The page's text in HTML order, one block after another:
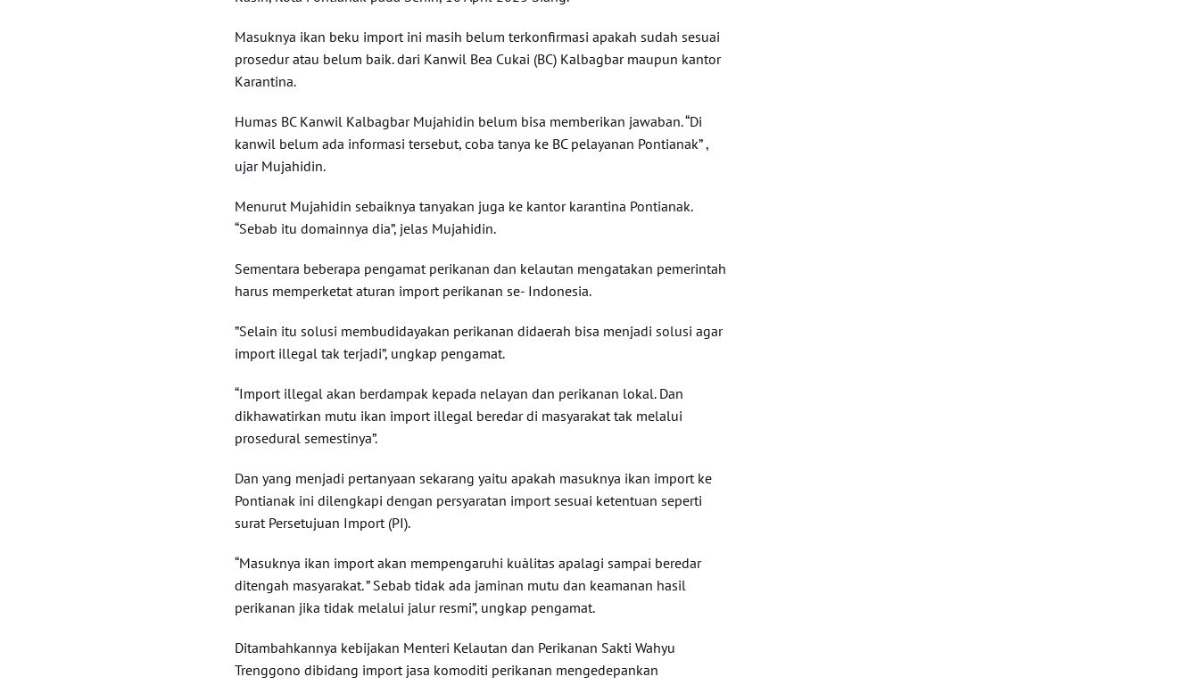
Masuknya ikan beku import ini masih belum terkonfirmasi apakah sudah sesuai
prosedur atau belum baik. dari Kanwil Bea Cukai (BC) Kalbagbar maupun kantor
Karantina.
Humas BC Kanwil Kalbagbar Mujahidin belum bisa memberikan jawaban. “Di
kanwil belum ada informasi tersebut, coba tanya ke BC pelayanan Pontianak” ,
ujar Mujahidin.
Menurut Mujahidin sebaiknya tanyakan juga ke kantor karantina Pontianak.
“Sebab itu domainnya dia”, jelas Mujahidin.
Sementara beberapa pengamat perikanan dan kelautan mengatakan pemerintah
harus memperketat aturan import perikanan se- Indonesia.
”Selain itu solusi membudidayakan perikanan didaerah bisa menjadi solusi agar
import illegal tak terjadi”, ungkap pengamat.
“Import illegal akan berdampak kepada nelayan dan perikanan lokal. Dan
dikhawatirkan mutu ikan import illegal beredar di masyarakat tak melalui
prosedural semestinya”.
Dan yang menjadi pertanyaan sekarang yaitu apakah masuknya ikan import ke
Pontianak ini dilengkapi dengan persyaratan import sesuai ketentuan seperti
surat Persetujuan Import (PI).
“Masuknya ikan import akan mempengaruhi kuàlitas apalagi sampai beredar
ditengah masyarakat. ” Sebab tidak ada jaminan mutu dan keamanan hasil
perikanan jika tidak melalui jalur resmi”, ungkap pengamat.
Ditambahkannya kebijakan Menteri Kelautan dan Perikanan Sakti Wahyu
Trenggono dibidang import jasa komoditi perikanan mengedepankan